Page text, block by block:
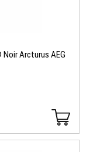
Noir Arcturus AEG